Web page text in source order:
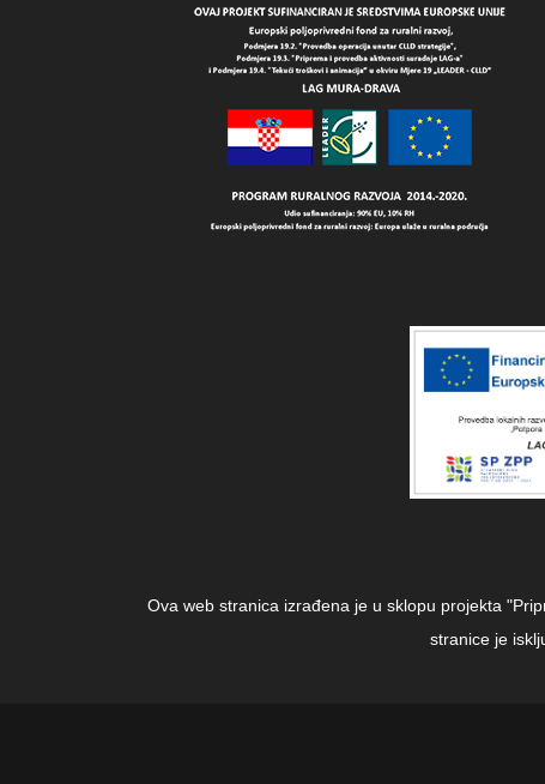
Ova web stranica izrađena je u sklopu projekta
stranice je